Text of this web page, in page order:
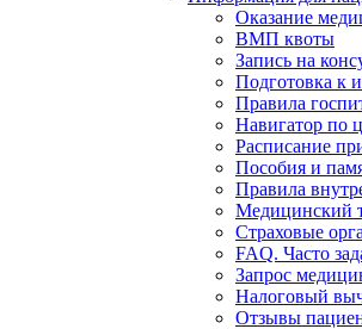
Оказание
ВМП квоты
Запись на
Подготовка к
Правила
Навигатор по
Расписание
Пособия и
Правила
Медицинский
Страховые
FAQ. Часто
Запрос
Налоговый
Отзывы